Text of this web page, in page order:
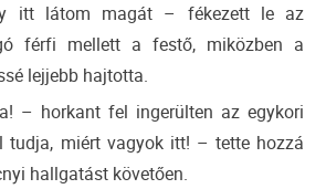
itt látom magát – fékezett le az
férfi mellett a festő, miközben a
lejjebb hajtotta.
– horkant fel ingerülten az egykori
tudja, miért vagyok itt! – tette hozzá
hallgatást követően.